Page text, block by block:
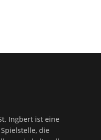
Ingbert ist eine
die